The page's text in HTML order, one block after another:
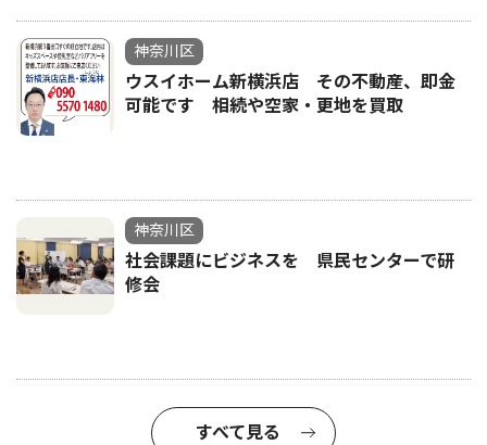
神奈川区
ウスイホーム新横浜店 その不動産、即金
可能です 相続や空家・更地を買取
神奈川区
社会課題にビジネスを 県民センターで研
修会
すべて見る